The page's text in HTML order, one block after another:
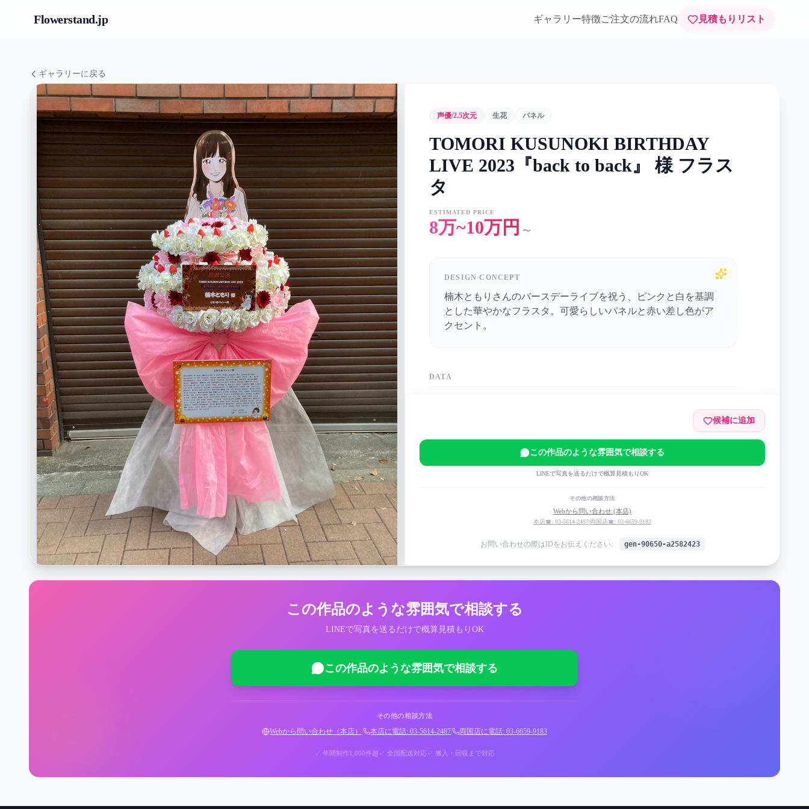
Flowerstand.jp ギャラリー特徴ご注文の流れFAQ 見積もりリスト
ギャラリーに戻る
声優/2.5次元 生花 パネル
TOMORI KUSUNOKI BIRTHDAY
LIVE 2023『back to back』 様 フラス
タ
ESTIMATED PRICE
8万~10万円 〜
DESIGN CONCEPT
楠木ともりさんのバースデーライブを祝う、ピンクと白を基調
とした華やかなフラスタ。可愛らしいパネルと赤い差し色がア
クセント。
DATA
パシフィコ横浜国立大ホール
候補に追加
この作品のような雰囲気で相談する
LINEで写真を送るだけで概算見積もりOK
その他の相談方法
Webから問い合わせ (本店)
本店☎: 03-5614-2487|両国店☎: 03-6659-9183
お問い合わせの際はIDをお伝えください: gen-90650-a2582423
この作品のような雰囲気で相談する
LINEで写真を送るだけで概算見積もりOK
この作品のような雰囲気で相談する
その他の相談方法
Webから問い合わせ（本店） 本店に電話: 03-5614-2487 両国店に電話: 03-6659-9183
✓ 年間制作1,000件超 ✓ 全国配送対応✓ 搬入・回収まで対応